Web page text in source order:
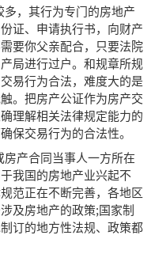
，其行为专门的房地产
证、申请执行书，向财产
要你父亲配合，只要法院
局进行过户。和规章所规
易行为合法，难度大的是
。把房产公证作为房产交
理解相关法律规定能力的
保交易行为的合法性。
产合同当事人一方所在
我国的房地产业兴起不
范正在不断完善，各地区
及房地产的政策;国家制
订的地方性法规、政策都